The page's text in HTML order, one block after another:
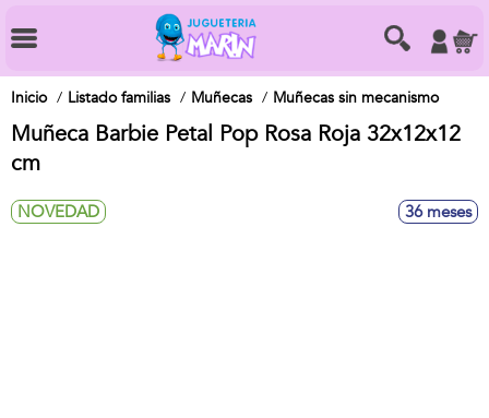
Inicio Listado familias Muñecas Muñecas sin mecanismo
Muñeca Barbie Petal Pop Rosa Roja 32x12x12
cm
NOVEDAD 36 meses